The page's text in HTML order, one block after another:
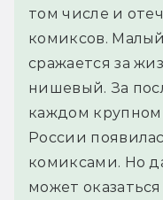
том числе и
комиксов.
сражается за
нишевый. За
каждом
России
комиксами. Но
может